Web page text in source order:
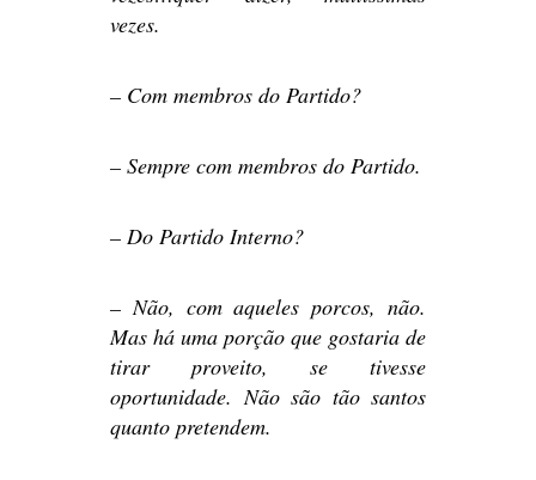
vezes.
– Com membros do Partido?
– Sempre com membros do Partido.
– Do Partido Interno?
– Não, com aqueles porcos, não.
Mas há uma porção que gostaria de
tirar proveito, se tivesse
oportunidade. Não são tão santos
quanto pretendem.